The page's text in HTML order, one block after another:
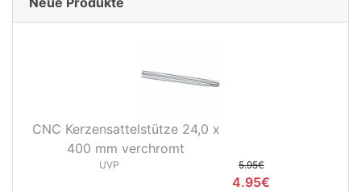
CNC Kerzensattelstütze 24,0 x
400 mm verchromt
UVP 5.95€
4.95€